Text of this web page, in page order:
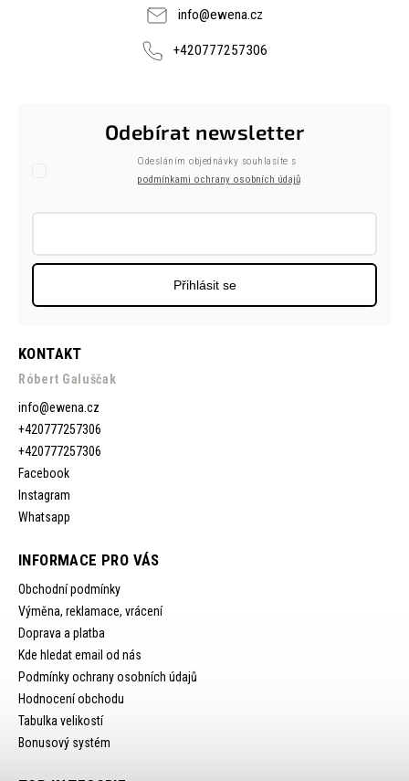
info@ewena.cz
+420777257306
KONTAKT
Róbert Galuščak
info@ewena.cz
+420777257306
+420777257306
Facebook
Instagram
Whatsapp
INFORMACE PRO VÁS
Obchodní podmínky
Výměna, reklamace, vrácení
Doprava a platba
Kde hledat email od nás
Podmínky ochrany osobních údajů
Hodnocení obchodu
Tabulka velikostí
Bonusový systém
Odebírat newsletter
Odesláním objednávky souhlasíte s
podmínkami ochrany osobních údajů
Přihlásit se